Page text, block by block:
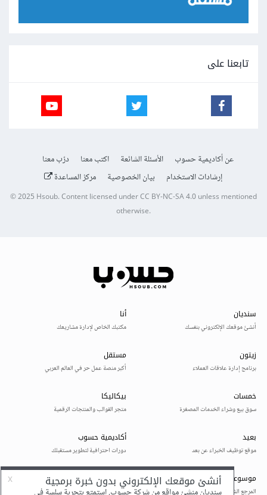
تابعنا على
عن أكاديمية حسوب الأسئلة الشائعة اكتب معنا
درّب معنا
إرشادات الاستخدام
بيان الخصوصية مركز المساعدة
© 2025Hsoub.Content licensed underCC BY-NC-SA 4.0unless mentioned
otherwise.